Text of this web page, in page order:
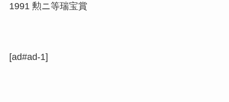
1991 勲ニ等瑞宝賞
[ad#ad-1]